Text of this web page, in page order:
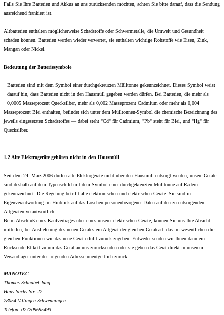
Falls Sie Ihre Batterien und Akkus an uns zurücksenden möchten, achten Sie bitte darauf, dass die Sendung
ausreichend frankiert ist.
Altbatterien enthalten möglicherweise Schadstoffe oder Schwermetalle, die Umwelt und Gesundheit
schaden können. Batterien werden wieder verwertet, sie enthalten wichtige Rohstoffe wie Eisen, Zink,
Mangan oder Nickel.
Bedeutung der Batteriesymbole
Batterien sind mit dem Symbol einer durchgekreuzten Mülltonne gekennzeichnet. Dieses Symbol weist
darauf hin, dass Batterien nicht in den Hausmüll gegeben werden dürfen. Bei Batterien, die mehr als
0,0005 Masseprozent Quecksilber, mehr als 0,002 Masseprozent Cadmium oder mehr als 0,004
Masseprozent Blei enthalten, befindet sich unter dem Mülltonnen-Symbol die chemische Bezeichnung des
jeweils eingesetzten Schadstoffes — dabei steht "Cd" für Cadmium, "Pb" steht für Blei, und "Hg" für
Quecksilber.
1.2 Alte Elektrogeräte gehören nicht in den Hausmüll
Seit dem 24. März 2006 dürfen alte Elektrogeräte nicht über den Hausmüll entsorgt werden, unsere Geräte
sind deshalb auf dem Typenschild mit dem Symbol einer durchgekreuzten Mülltonne auf Rädern
gekennzeichnet. Die Regelung betrifft alle elektronischen und elektrischen Geräte. Sie sind in
Eigenverantwortung im Hinblick auf das Löschen personenbezogener Daten auf den zu entsorgenden
Altgeräten verantwortlich.
Beim Abschluß eines Kaufvertrages über eines unserer elektrischen Geräte, können Sie uns Ihre Absicht
mitteilen, bei Auslieferung des neuen Gerätes ein Altgerät der gleichen Geräteart, das im wesentlichen die
gleichen Funktionen wie das neue Gerät erfüllt zurück zugeben. Entweder senden wir Ihnen dann ein
Rücksende Etikett zu um das Gerät an uns zurücksenden oder sie geben das Gerät direkt in unserem
Versandlager unter der folgenden Adresse unentgeltlich zurück:
MANOTEC
Thomas Schnabel-Jung
Hans-Sachs-Str. 27
78054 Villingen-Schwenningen
Telefon: 077209695493